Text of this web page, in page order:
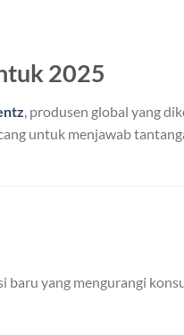
2025
, produsen global yang
untuk menjawab
yang mengurangi